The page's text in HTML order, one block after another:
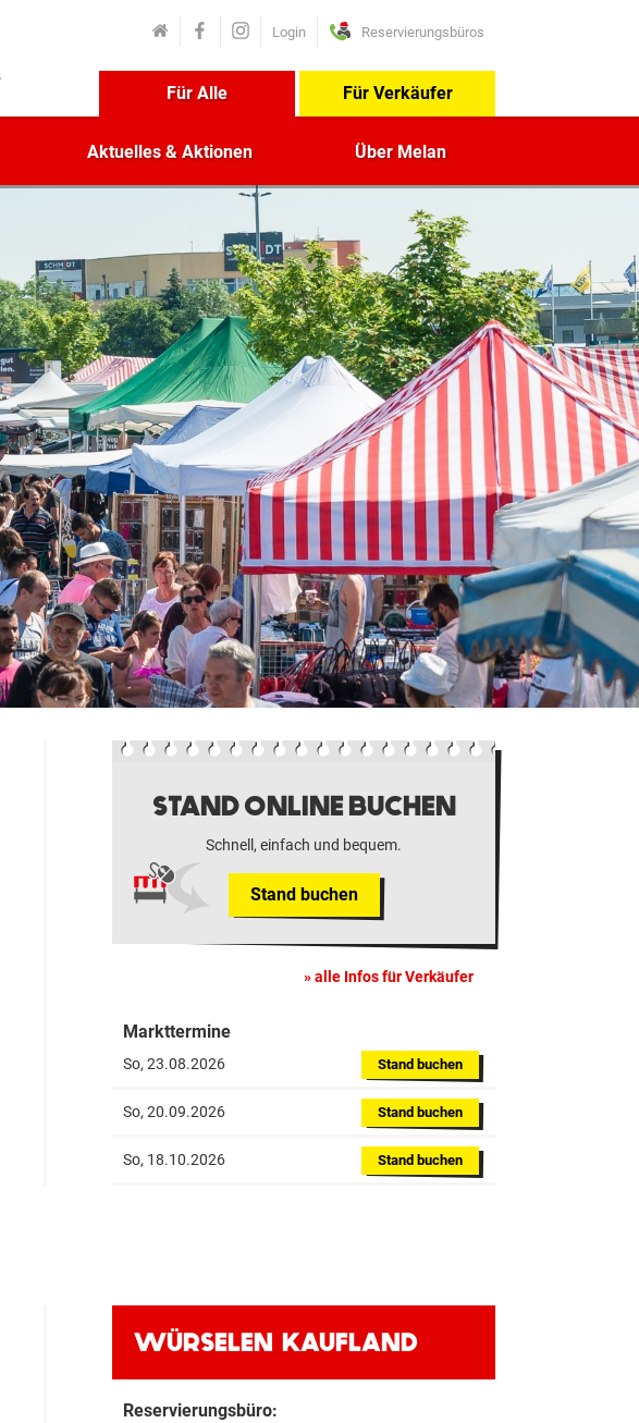
Login Reservierungsbüros
Für Alle Für Verkäufer
Aktuelles & Aktionen Über Melan
STAND ONLINE BUCHEN
Schnell, einfach und bequem.
Stand buchen
alle Infos für Verkäufer
Markttermine
So, 23.08.2026 Stand buchen
So, 20.09.2026 Stand buchen
So, 18.10.2026 Stand buchen
WÜRSELEN KAUFLAND
Reservierungsbüro: